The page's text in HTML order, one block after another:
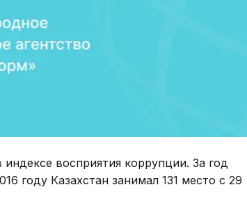
индексе восприятия коррупции. За год
году Казахстан занимал 131 место с 29